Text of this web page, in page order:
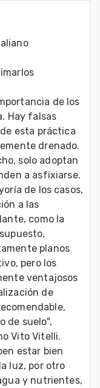
de los
Hay falsas
esta práctica
drenado.
solo adoptan
a asfixiarse.
de los casos,
a las
como la
planos
pero los
ventajosos
de
de suelo",
Vito Vitelli.
estar bien
luz, por otro
y nutrientes,